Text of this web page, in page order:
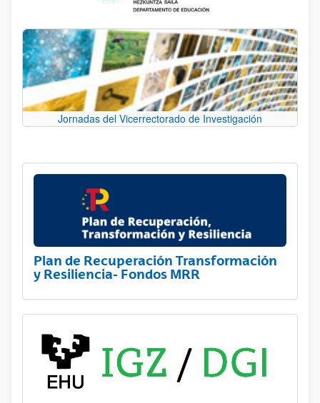
Jornadas del Vicerrectorado de Investigación
Plan de Recuperación Transformación
y Resiliencia- Fondos MRR